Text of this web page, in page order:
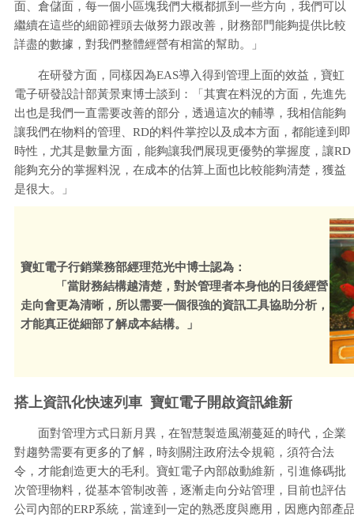
面、倉儲面，每一個小區塊我們大概都抓到一些方向，我們可以
繼續在這些的細節裡頭去做努力跟改善，財務部門能夠提供比較
詳盡的數據，對我們整體經營有相當的幫助。」
在研發方面，同樣因為EAS導入得到管理上面的效益，寶虹
電子研發設計部黃景東博士談到：「其實在料況的方面，先進先
出也是我們一直需要改善的部分，透過這次的輔導，我相信能夠
讓我們在物料的管理、RD的料件掌控以及成本方面，都能達到即
時性，尤其是數量方面，能夠讓我們展現更優勢的掌握度，讓RD
能夠充分的掌握料況，在成本的估算上面也比較能夠清楚，獲益
是很大。」
寶虹電子行銷業務部經理范光中博士認為：
「當財務結構越清楚，對於管理者本身他的日後經營
走向會更為清晰，所以需要一個很強的資訊工具協助分析，
才能真正從細部了解成本結構。」
搭上資訊化快速列車 寶虹電子開啟資訊維新
面對管理方式日新月異，在智慧製造風潮蔓延的時代，企業
對趨勢需要有更多的了解，時刻關注政府法令規範，須符合法
令，才能創造更大的毛利。寶虹電子內部啟動維新，引進條碼批
次管理物料，從基本管制改善，逐漸走向分站管理，目前也評估
公司內部的ERP系統，當達到一定的熟悉度與應用，因應內部產